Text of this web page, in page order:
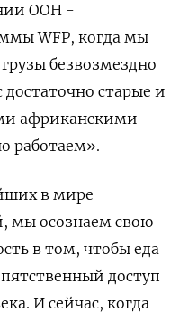
ООН -
WFP, когда мы
безвозмездно
старые и
африканскими
работаем».
в мире
мы осознаем свою
в том, чтобы еда
доступ
И сейчас, когда